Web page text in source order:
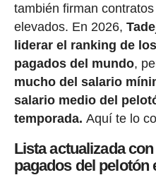
también firman
elevados. En 2026,
liderar el ranking de
pagados del mundo,
mucho del salario
salario medio del
temporada. Aquí te lo
Lista actualizada
pagados del pelotón